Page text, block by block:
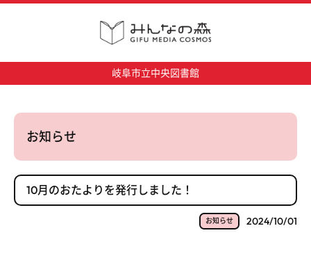
岐阜市立中央図書館
お知らせ
10月のおたよりを発行しました！
お知らせ 2024/10/01